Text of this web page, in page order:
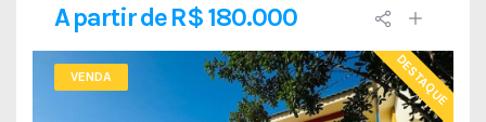
A partir de R$ 180.000
VENDA DESTAQUE